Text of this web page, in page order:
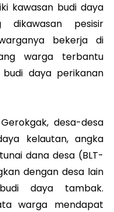
kawasan budi daya
pesisir
bekerja di
warga terbantu
daya perikanan
desa-desa
kelautan, angka
dana desa (BLT-
dengan desa lain
daya tambak.
warga mendapat